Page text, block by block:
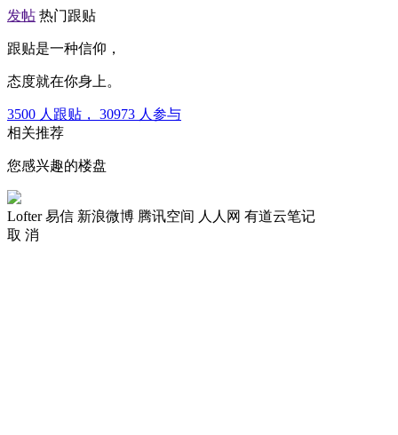
发帖 热门跟贴
跟贴是一种信仰，
态度就在你身上。
3500 人跟贴， 30973 人参与
相关推荐
您感兴趣的楼盘
Lofter 易信 新浪微博 腾讯空间 人人网 有道云笔记
取 消